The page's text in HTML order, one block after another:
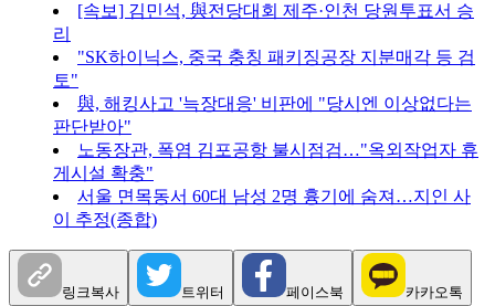
[속보] 김민석, 與전당대회 제주·인천 당원투표서 승
리
"SK하이닉스, 중국 충칭 패키징공장 지분매각 등 검
토"
與, 해킹사고 '늑장대응' 비판에 "당시엔 이상없다는
판단받아"
노동장관, 폭염 김포공항 불시점검…"옥외작업자 휴
게시설 확충"
서울 면목동서 60대 남성 2명 흉기에 숨져…지인 사
이 추정(종합)
링크복사 트위터 페이스북 카카오톡